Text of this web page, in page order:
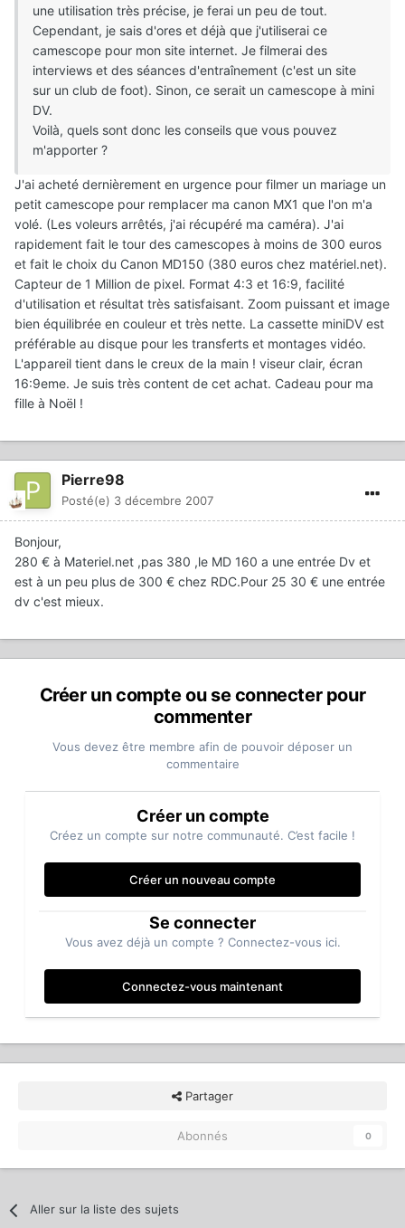
une utilisation très précise, je ferai un peu de tout.
Cependant, je sais d'ores et déjà que j'utiliserai ce
camescope pour mon site internet. Je filmerai des
interviews et des séances d'entraînement (c'est un site
sur un club de foot). Sinon, ce serait un camescope à mini
DV.
Voilà, quels sont donc les conseils que vous pouvez
m'apporter ?
J'ai acheté dernièrement en urgence pour filmer un mariage un
petit camescope pour remplacer ma canon MX1 que l'on m'a
volé. (Les voleurs arrêtés, j'ai récupéré ma caméra). J'ai
rapidement fait le tour des camescopes à moins de 300 euros
et fait le choix du Canon MD150 (380 euros chez matériel.net).
Capteur de 1 Million de pixel. Format 4:3 et 16:9, facilité
d'utilisation et résultat très satisfaisant. Zoom puissant et image
bien équilibrée en couleur et très nette. La cassette miniDV est
préférable au disque pour les transferts et montages vidéo.
L'appareil tient dans le creux de la main ! viseur clair, écran
16:9eme. Je suis très content de cet achat. Cadeau pour ma
fille à Noël !
Pierre98
Posté(e) 3 décembre 2007
Bonjour,
280 € à Materiel.net ,pas 380 ,le MD 160 a une entrée Dv et
est à un peu plus de 300 € chez RDC.Pour 25 30 € une entrée
dv c'est mieux.
Créer un compte ou se connecter pour
commenter
Vous devez être membre afin de pouvoir déposer un
commentaire
Créer un compte
Créez un compte sur notre communauté. C’est facile !
Créer un nouveau compte
Se connecter
Vous avez déjà un compte ? Connectez-vous ici.
Connectez-vous maintenant
Partager
Abonnés 0
Aller sur la liste des sujets